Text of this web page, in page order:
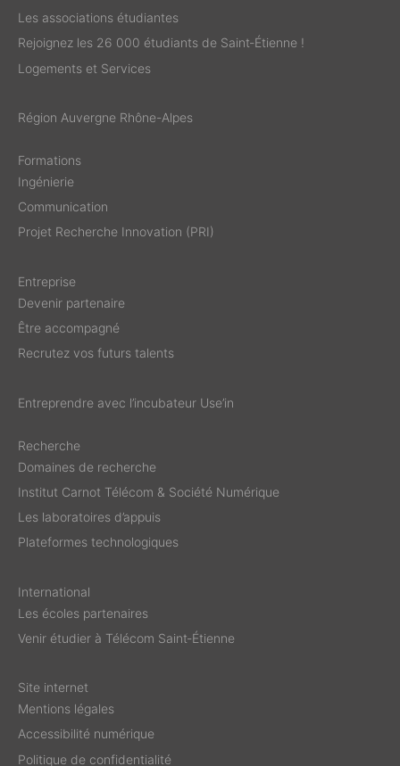
Les associations étudiantes
Rejoignez les 26 000 étudiants de Saint‑Étienne !
Logements et Services
Région Auvergne Rhône-Alpes
Formations
Ingénierie
Communication
Projet Recherche Innovation (PRI)
Entreprise
Devenir partenaire
Être accompagné
Recrutez vos futurs talents
Entreprendre avec l’incubateur Use’in
Recherche
Domaines de recherche
Institut Carnot Télécom & Société Numérique
Les laboratoires d’appuis
Plateformes technologiques
International
Les écoles partenaires
Venir étudier à Télécom Saint‑Étienne
Site internet
Mentions légales
Accessibilité numérique
Politique de confidentialité